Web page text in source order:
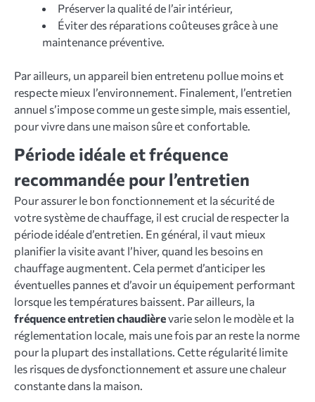
Préserver la qualité de l’air intérieur,
Éviter des réparations coûteuses grâce à une
maintenance préventive.
Par ailleurs, un appareil bien entretenu pollue moins et
respecte mieux l’environnement. Finalement, l’entretien
annuel s’impose comme un geste simple, mais essentiel,
pour vivre dans une maison sûre et confortable.
Période idéale et fréquence
recommandée pour l’entretien
Pour assurer le bon fonctionnement et la sécurité de
votre système de chauffage, il est crucial de respecter la
période idéale d’entretien. En général, il vaut mieux
planifier la visite avant l’hiver, quand les besoins en
chauffage augmentent. Cela permet d’anticiper les
éventuelles pannes et d’avoir un équipement performant
lorsque les températures baissent. Par ailleurs, la
fréquence entretien chaudièrevarie selon le modèle et la
réglementation locale, mais une fois par an reste la norme
pour la plupart des installations. Cette régularité limite
les risques de dysfonctionnement et assure une chaleur
constante dans la maison.